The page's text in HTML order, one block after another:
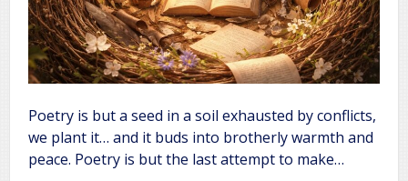
Poetry is but a seed in a soil exhausted by conflicts,
we plant it… and it buds into brotherly warmth and
peace. Poetry is but the last attempt to make…